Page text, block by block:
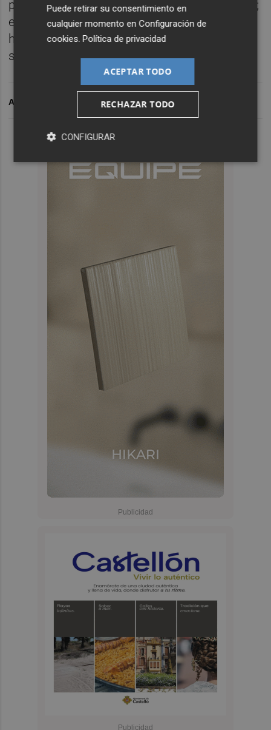
políticos no han sabido defenderla tampoco;
es vergonzoso que esto ocurra y que nadie
haya movido un dedo aún para dar una
solución”.
ARCHIVADO EN
Puede retirar su consentimiento en
cualquier momento enConfiguración de
cookies.Política de privacidad
ACEPTAR TODO
RECHAZAR TODO
CONFIGURAR